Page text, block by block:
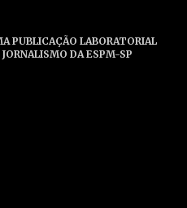
PUBLICAÇÃO LABORATORIAL
DA ESPM-SP